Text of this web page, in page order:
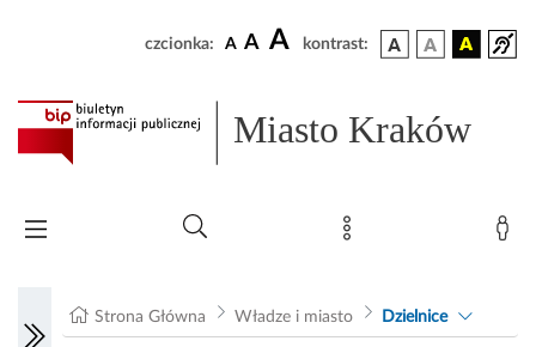
czcionka: A A A kontrast:
Miasto Kraków
Strona Główna Władze i miasto Dzielnice